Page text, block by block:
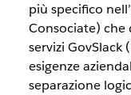
più specifico
Consociate) che
servizi GovSlack
esigenze
separazione